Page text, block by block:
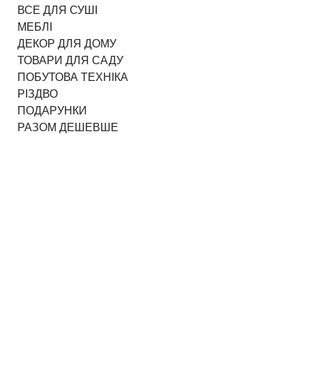
ВСЕ ДЛЯ СУШІ
МЕБЛІ
ДЕКОР ДЛЯ ДОМУ
ТОВАРИ ДЛЯ САДУ
ПОБУТОВА ТЕХНІКА
РІЗДВО
ПОДАРУНКИ
РАЗОМ ДЕШЕВШЕ